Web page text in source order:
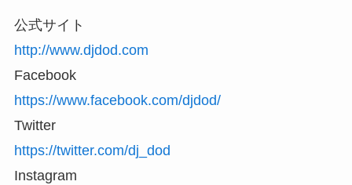
公式サイト
http://www.djdod.com
Facebook
https://www.facebook.com/djdod/
Twitter
https://twitter.com/dj_dod
Instagram